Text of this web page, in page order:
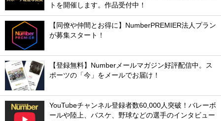
トを開催します。作品受付中！
【同僚や仲間とお得に】NumberPREMIER法人プラン
が募集スタート！
【登録無料】Numberメールマガジン好評配信中。ス
ポーツの「今」をメールでお届け！
YouTubeチャンネル登録者数60,000人突破！バレーボ
ールや陸上、バスケ、野球などの選手のインタビュー